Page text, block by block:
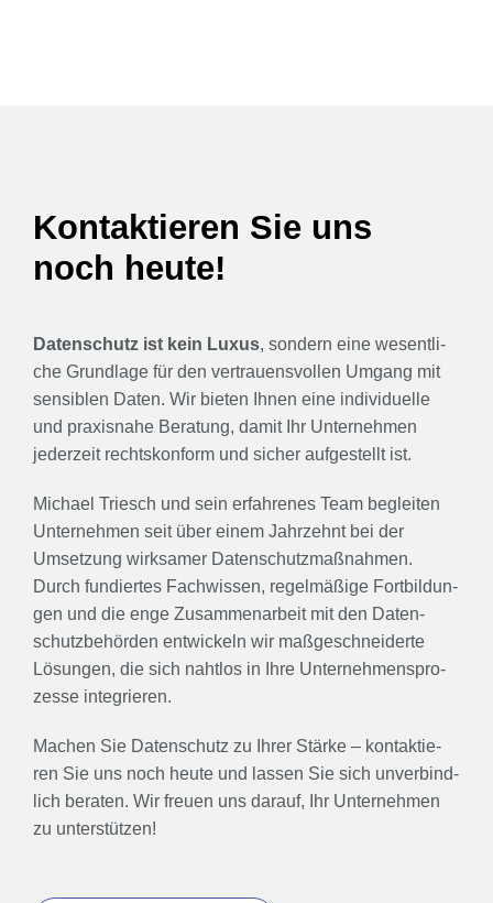
Kon­tak­tie­ren Sie uns
noch heu­te!
Daten­schutz ist kein Luxus, son­dern eine wesent­li­
che Grund­la­ge für den ver­trau­ens­vol­len Umgang mit
sen­si­blen Daten. Wir bie­ten Ihnen eine indi­vi­du­el­le
und pra­xis­na­he Bera­tung, damit Ihr Unter­neh­men
jeder­zeit rechts­kon­form und sicher auf­ge­stellt ist.
Michael Triesch und sein erfah­re­nes Team beglei­ten
Unter­neh­men seit über einem Jahr­zehnt bei der
Umset­zung wirk­sa­mer Daten­schutz­maß­nah­men.
Durch fun­dier­tes Fach­wis­sen, regel­mä­ßi­ge Fort­bil­dun­
gen und die enge Zusam­men­ar­beit mit den Daten­
schutz­be­hör­den ent­wi­ckeln wir maß­ge­schnei­der­te
Lösun­gen, die sich naht­los in Ihre Unter­neh­mens­pro­
zes­se inte­grie­ren.
Machen Sie Daten­schutz zu Ihrer Stär­ke – kon­tak­tie­
ren Sie uns noch heu­te und las­sen Sie sich unver­bind­
lich bera­ten. Wir freu­en uns dar­auf, Ihr Unter­neh­men
zu unter­stüt­zen!